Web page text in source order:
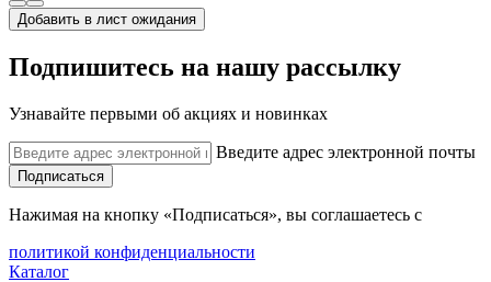
Добавить в лист ожидания
Подпишитесь на нашу рассылку
Узнавайте первыми об акциях и новинках
Введите адрес электронной почты
Подписаться
Нажимая на кнопку «Подписаться», вы соглашаетесь с
политикой конфиденциальности
Каталог